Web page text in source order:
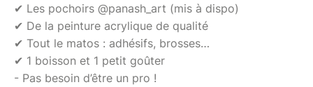
✔ Les pochoirs @panash_art (mis à dispo)
✔ De la peinture acrylique de qualité
✔ Tout le matos : adhésifs, brosses…
✔ 1 boisson et 1 petit goûter
- Pas besoin d’être un pro !